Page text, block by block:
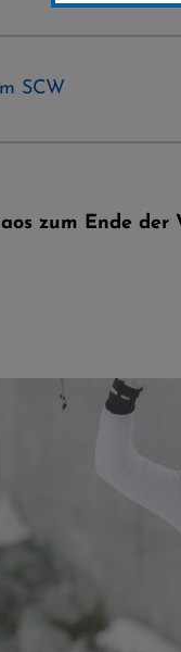
SCW
zum Ende der